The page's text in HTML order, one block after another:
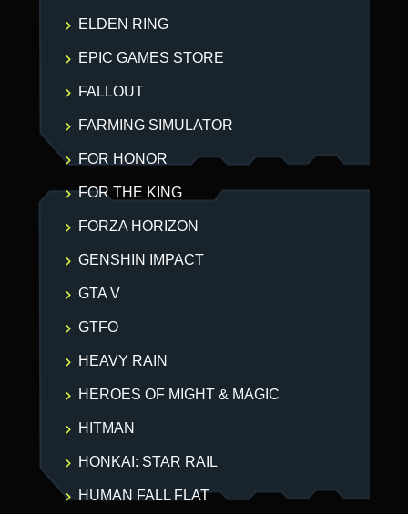
ELDEN RING
EPIC GAMES STORE
FALLOUT
FARMING SIMULATOR
FOR HONOR
FOR THE KING
FORZA HORIZON
GENSHIN IMPACT
GTA V
GTFO
HEAVY RAIN
HEROES OF MIGHT & MAGIC
HITMAN
HONKAI: STAR RAIL
HUMAN FALL FLAT